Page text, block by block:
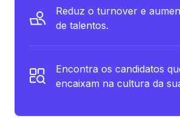
Reduz o turnover e
de talentos.
Encontra os candidatos
encaixam na cultura da